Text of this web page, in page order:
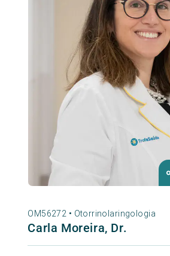
OM56272 • Otorrinolaringologia
Carla Moreira, Dr.